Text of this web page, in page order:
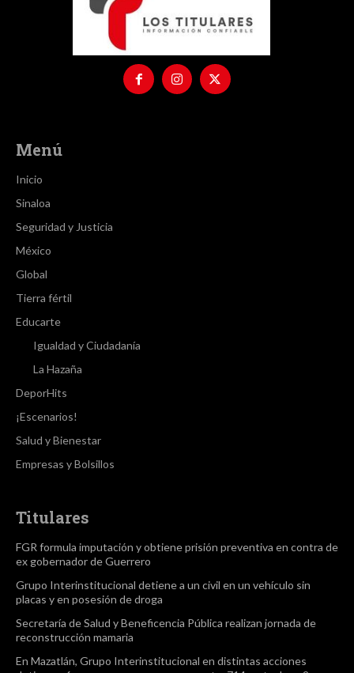
Menú
Inicio
Sinaloa
Seguridad y Justicia
México
Global
Tierra fértil
Educarte
Igualdad y Ciudadanía
La Hazaña
DeporHits
¡Escenarios!
Salud y Bienestar
Empresas y Bolsillos
Titulares
FGR formula imputación y obtiene prisión preventiva en contra de
ex gobernador de Guerrero
Grupo Interinstitucional detiene a un civil en un vehículo sin
placas y en posesión de droga
Secretaría de Salud y Beneficencia Pública realizan jornada de
reconstrucción mamaria
En Mazatlán, Grupo Interinstitucional en distintas acciones